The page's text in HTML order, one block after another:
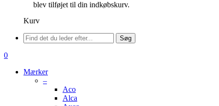
blev tilføjet til din indkøbskurv.
Kurv
Menu
Søg
søge
0
Mærker
–
Aco
Alca